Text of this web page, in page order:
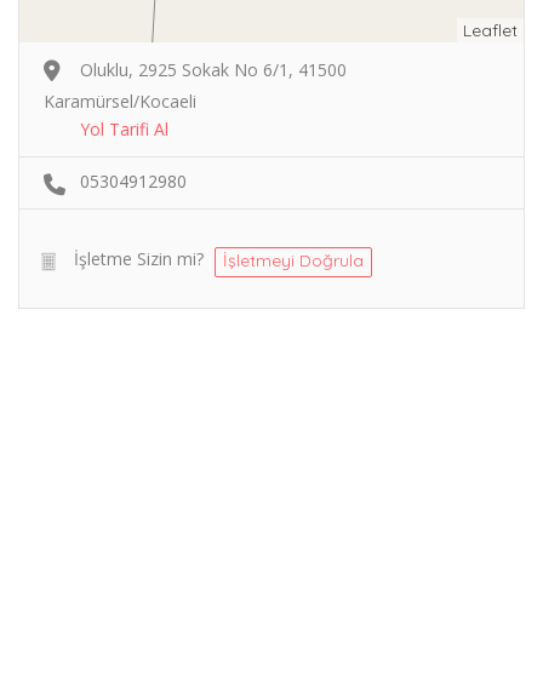
Leaflet
Oluklu, 2925 Sokak No 6/1, 41500
Karamürsel/Kocaeli
Yol Tarifi Al
05304912980
İşletme Sizin mi? İşletmeyi Doğrula